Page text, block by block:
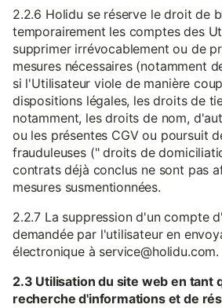
2.2.6 Holidu se réserve le droit de
temporairement les comptes des
supprimer irrévocablement ou de
mesures nécessaires (notamment
si l'Utilisateur viole de manière
dispositions légales, les droits de
notamment, les droits de nom,
ou les présentes CGV ou poursuit
frauduleuses (" droits de
contrats déjà conclus ne sont pas
mesures susmentionnées.
2.2.7 La suppression d'un compte
demandée par l'utilisateur en
électronique à service@holidu.com.
2.3 Utilisation du site web en tant
recherche d'informations et de